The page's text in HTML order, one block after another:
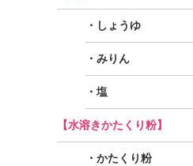
・しょうゆ
・みりん
・塩
【水溶きかたくり粉】
・かたくり粉